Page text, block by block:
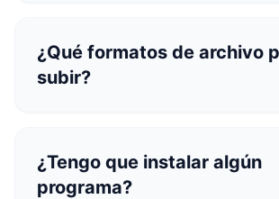
¿Qué formatos de archivo
subir?
¿Tengo que instalar algún
programa?